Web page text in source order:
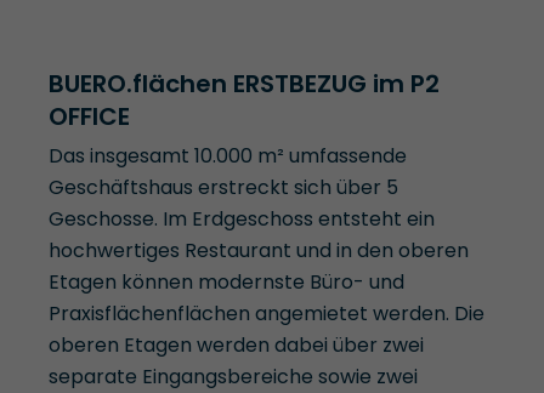
BUERO.flächen ERSTBEZUG im P2
OFFICE
Das insgesamt 10.000 m² umfassende
Geschäftshaus erstreckt sich über 5
Geschosse. Im Erdgeschoss entsteht ein
hochwertiges Restaurant und in den oberen
Etagen können modernste Büro- und
Praxisflächenflächen angemietet werden. Die
oberen Etagen werden dabei über zwei
separate Eingangsbereiche sowie zwei